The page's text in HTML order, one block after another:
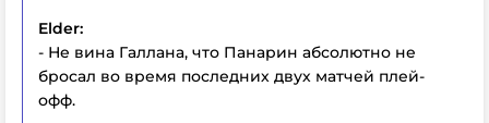
Elder:
- Не вина Галлана, что Панарин абсолютно не
бросал во время последних двух матчей плей-
офф.